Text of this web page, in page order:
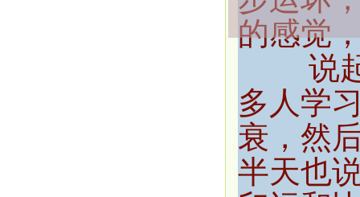
的感觉
说
多人学
衰，然
半天也